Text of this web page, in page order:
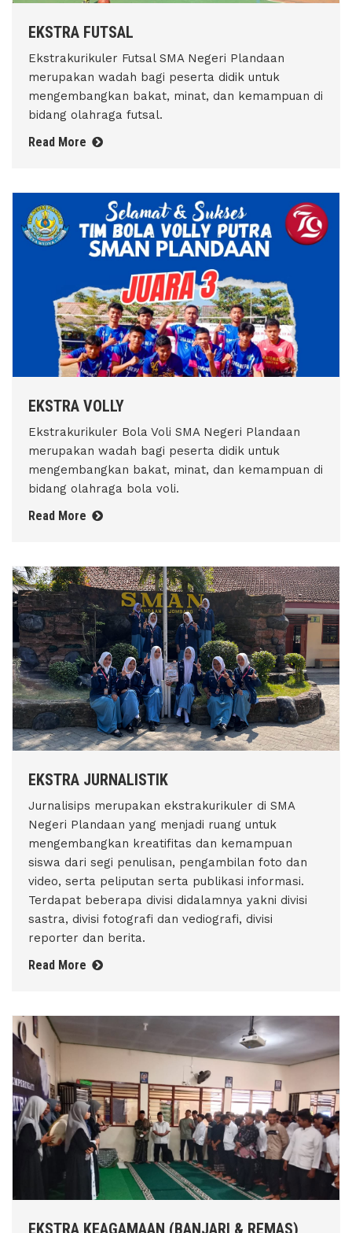
EKSTRA FUTSAL
Ekstrakurikuler Futsal SMA Negeri Plandaan
merupakan wadah bagi peserta didik untuk
mengembangkan bakat, minat, dan kemampuan di
bidang olahraga futsal.
Read More
EKSTRA VOLLY
Ekstrakurikuler Bola Voli SMA Negeri Plandaan
merupakan wadah bagi peserta didik untuk
mengembangkan bakat, minat, dan kemampuan di
bidang olahraga bola voli.
Read More
EKSTRA JURNALISTIK
Jurnalisips merupakan ekstrakurikuler di SMA
Negeri Plandaan yang menjadi ruang untuk
mengembangkan kreatifitas dan kemampuan
siswa dari segi penulisan, pengambilan foto dan
video, serta peliputan serta publikasi informasi.
Terdapat beberapa divisi didalamnya yakni divisi
sastra, divisi fotografi dan vediografi, divisi
reporter dan berita.
Read More